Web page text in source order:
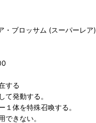
・ブロッサム (スーパーレア)
する
て発動する。
１体を特殊召喚する。
できない。